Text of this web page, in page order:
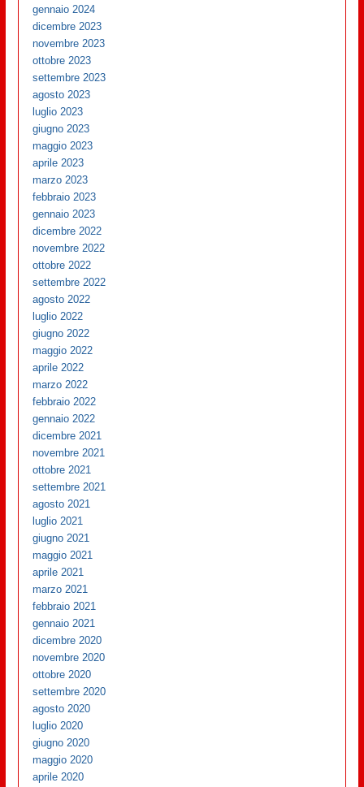
gennaio 2024
dicembre 2023
novembre 2023
ottobre 2023
settembre 2023
agosto 2023
luglio 2023
giugno 2023
maggio 2023
aprile 2023
marzo 2023
febbraio 2023
gennaio 2023
dicembre 2022
novembre 2022
ottobre 2022
settembre 2022
agosto 2022
luglio 2022
giugno 2022
maggio 2022
aprile 2022
marzo 2022
febbraio 2022
gennaio 2022
dicembre 2021
novembre 2021
ottobre 2021
settembre 2021
agosto 2021
luglio 2021
giugno 2021
maggio 2021
aprile 2021
marzo 2021
febbraio 2021
gennaio 2021
dicembre 2020
novembre 2020
ottobre 2020
settembre 2020
agosto 2020
luglio 2020
giugno 2020
maggio 2020
aprile 2020